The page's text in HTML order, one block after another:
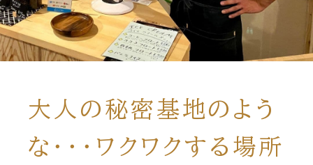
大人の秘密基地のよう
な・・・ワクワクする場所